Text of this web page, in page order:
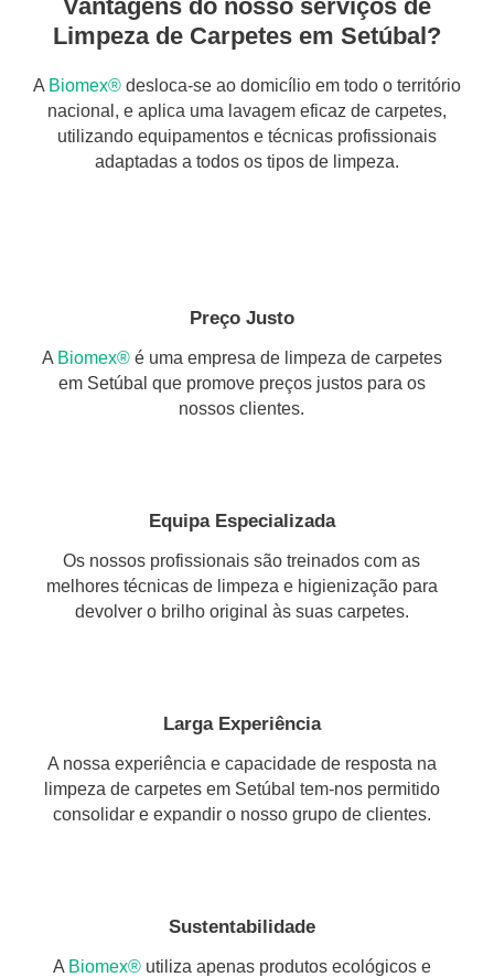
Vantagens do nosso serviços de
Limpeza de Carpetes em Setúbal?
A Biomex® desloca-se ao domicílio em todo o território
nacional, e aplica uma lavagem eficaz de carpetes,
utilizando equipamentos e técnicas profissionais
adaptadas a todos os tipos de limpeza.
Preço Justo
A Biomex®é uma empresa de limpeza de carpetes
em Setúbal que promove preços justos para os
nossos clientes.
Equipa Especializada
Os nossos profissionais são treinados com as
melhores técnicas de limpeza e higienização para
devolver o brilho original às suas carpetes.
Larga Experiência
A nossa experiência e capacidade de resposta na
limpeza de carpetes em Setúbal tem-nos permitido
consolidar e expandir o nosso grupo de clientes.
Sustentabilidade
A Biomex®utiliza apenas produtos ecológicos e